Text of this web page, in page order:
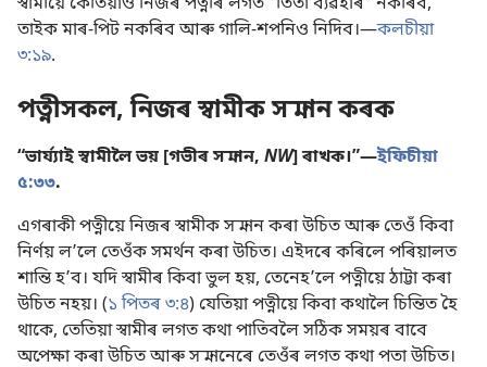
স্বামীয়ে কেতিয়াও নিজৰ পত্নীৰ লগত “তিতা ব্যৱহাৰ” নকৰিব,
তাইক মাৰ-পিট নকৰিব আৰু গালি-শপনিও নিদিব।—কলচীয়া
৩:১৯.
পত্নীসকল, নিজৰ স্বামীক সন্মান কৰক
“ভাৰ্য্যাই স্বামীলৈ ভয় [গভীৰ সন্মান, NW] ৰাখক।”—ইফিচীয়া
৫:৩৩.
এগৰাকী পত্নীয়ে নিজৰ স্বামীক সন্মান কৰা উচিত আৰু তেওঁ কিবা
নিৰ্ণয় লʼলে তেওঁক সমৰ্থন কৰা উচিত। এইদৰে কৰিলে পৰিয়ালত
শান্তি হʼব। যদি স্বামীৰ কিবা ভুল হয়, তেনেহʼলে পত্নীয়ে ঠাট্টা কৰা
উচিত নহয়। (১ পিতৰ ৩:৪) যেতিয়া পত্নীয়ে কিবা কথালৈ চিন্তিত হৈ
থাকে, তেতিয়া স্বামীৰ লগত কথা পাতিবলৈ সঠিক সময়ৰ বাবে
অপেক্ষা কৰা উচিত আৰু সন্মানেৰে তেওঁৰ লগত কথা পতা উচিত।